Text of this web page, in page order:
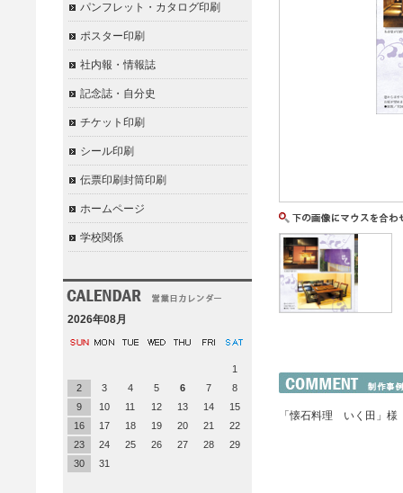
「懐石料理 いく田」様
パンフレット・カタログ印刷
ポスター印刷
社内報・情報誌
記念誌・自分史
チケット印刷
シール印刷
伝票印刷封筒印刷
ホームページ
学校関係
2026年08月
1
2
3 4 5 6 7
8
9
10 11 12 13 14
15
16
17 18 19 20 21
22
23
24 25 26 27 28
29
30
31